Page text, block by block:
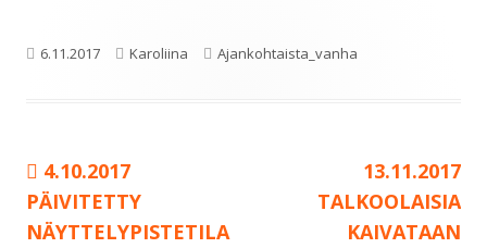
Julkaistu
6.11.2017 Kirjoittaja
Karoliina Kategoriat
Ajankohtaista_vanha
Artikkelien
selaus
Edellinen:
4.10.2017
PÄIVITETTY
NÄYTTELYPISTETILA
Seuraava:
13.11.2017
TALKOOLAISIA
KAIVATAAN